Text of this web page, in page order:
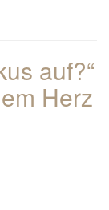
auf?“
Herz